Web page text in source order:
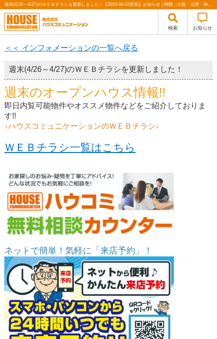
週末(4/26～4/27)のＷＥＢチラシを更新しました！【2025-04-25更新】お知らせ | 関西（大阪・北摂・神戸）・関東（東京）で不動産の購入・売却、注文住宅、リノベーションの事なら株式会社ハウスコミュニケーション
検索 お知らせ
＜＜ インフォメーションの一覧へ戻る
週末(4/26～4/27)のＷＥＢチラシを更新しました！
週末のオープンハウス情報!!
即日内覧可能物件やオススメ物件などをご紹介しておりま
す!!
↓ハウスコミュニケーションのＷＥＢチラシ↓
ＷＥＢチラシ一覧はこちら
ネットで簡単！気軽に「来店予約」！